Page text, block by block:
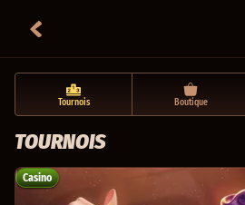
Tournois Boutique
TOURNOIS
Casino